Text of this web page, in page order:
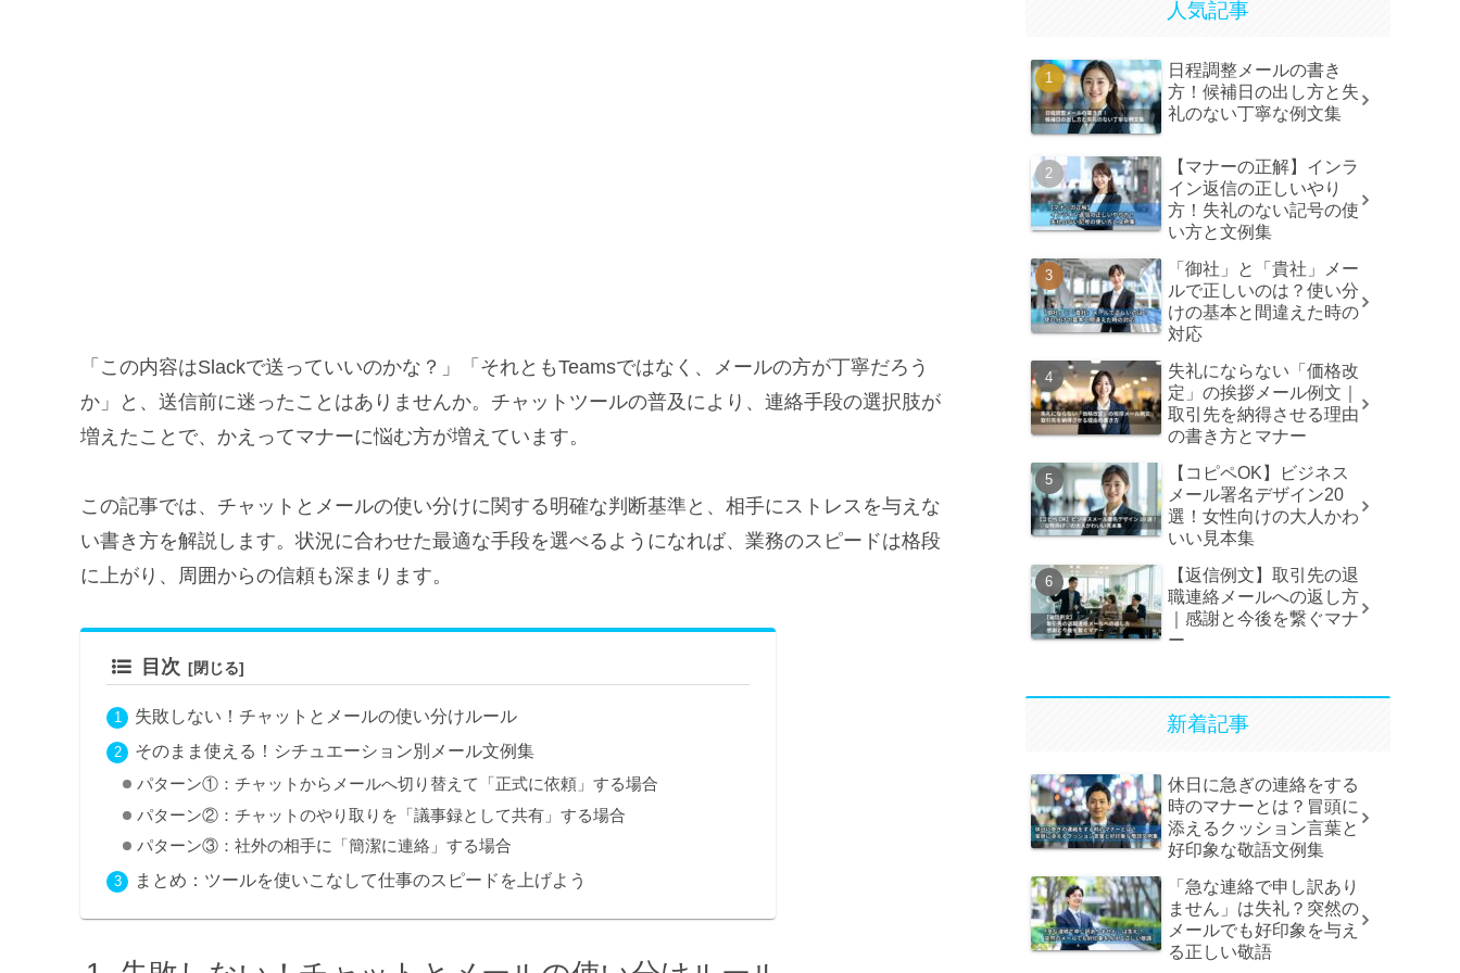
「この内容はSlackで送っていいのかな？」「それともTeamsではなく、メールの方が丁寧だろう
か」と、送信前に迷ったことはありませんか。チャットツールの普及により、連絡手段の選択肢が
増えたことで、かえってマナーに悩む方が増えています。
この記事では、チャットとメールの使い分けに関する明確な判断基準と、相手にストレスを与えな
い書き方を解説します。状況に合わせた最適な手段を選べるようになれば、業務のスピードは格段
に上がり、周囲からの信頼も深まります。
目次
失敗しない！チャットとメールの使い分けルール
そのまま使える！シチュエーション別メール文例集
パターン①：チャットからメールへ切り替えて「正式に依頼」する場合
パターン②：チャットのやり取りを「議事録として共有」する場合
パターン③：社外の相手に「簡潔に連絡」する場合
まとめ：ツールを使いこなして仕事のスピードを上げよう
人気記事
日程調整メールの書き
方！候補日の出し方と失
礼のない丁寧な例文集
【マナーの正解】インラ
イン返信の正しいやり
方！失礼のない記号の使
い方と文例集
「御社」と「貴社」メー
ルで正しいのは？使い分
けの基本と間違えた時の
対応
失礼にならない「価格改
定」の挨拶メール例文｜
取引先を納得させる理由
の書き方とマナー
【コピペOK】ビジネス
メール署名デザイン20
選！女性向けの大人かわ
いい見本集
【返信例文】取引先の退
職連絡メールへの返し方
｜感謝と今後を繋ぐマナ
ー
新着記事
休日に急ぎの連絡をする
時のマナーとは？冒頭に
添えるクッション言葉と
好印象な敬語文例集
「急な連絡で申し訳あり
ません」は失礼？突然の
メールでも好印象を与え
る正しい敬語